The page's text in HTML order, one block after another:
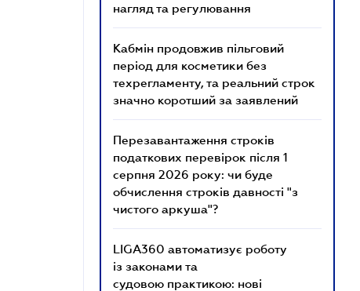
нагляд та регулювання
Кабмін продовжив пільговий
період для косметики без
техрегламенту, та реальний строк
значно коротший за заявлений
Перезавантаження строків
податкових перевірок після 1
серпня 2026 року: чи буде
обчислення строків давності "з
чистого аркуша"?
LIGA360 автоматизує роботу
із законами та
судовою практикою: нові